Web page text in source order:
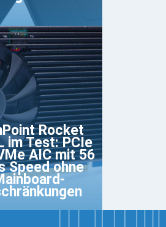
Rocket
im Test: PCIe
AIC mit 56
Speed ohne